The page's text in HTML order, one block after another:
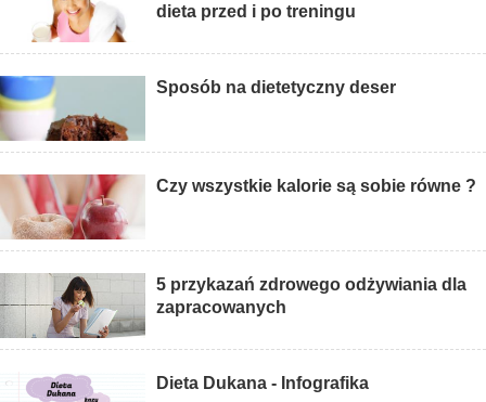
dieta przed i po treningu
Sposób na dietetyczny deser
Czy wszystkie kalorie są sobie równe ?
5 przykazań zdrowego odżywiania dla
zapracowanych
Dieta Dukana - Infografika